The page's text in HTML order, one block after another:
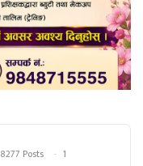
8277 Posts
1